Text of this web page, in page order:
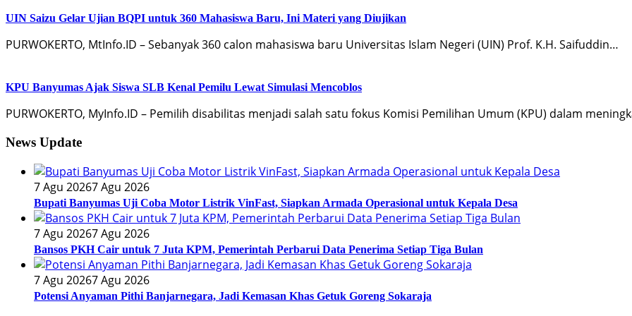
UIN Saizu Gelar Ujian BQPI untuk 360 Mahasiswa Baru, Ini Materi yang Diujikan
PURWOKERTO, MtInfo.ID – Sebanyak 360 calon mahasiswa baru Universitas Islam Negeri (UIN) Prof. K.H. Saifuddin…
KPU Banyumas Ajak Siswa SLB Kenal Pemilu Lewat Simulasi Mencoblos
PURWOKERTO, MyInfo.ID – Pemilih disabilitas menjadi salah satu fokus Komisi Pemilihan Umum (KPU) dalam
News Update
7 Agu 20267 Agu 2026
Bupati Banyumas Uji Coba Motor Listrik VinFast, Siapkan Armada Operasional untuk Kepala Desa
7 Agu 20267 Agu 2026
Bansos PKH Cair untuk 7 Juta KPM, Pemerintah Perbarui Data Penerima Setiap Tiga Bulan
7 Agu 20267 Agu 2026
Potensi Anyaman Pithi Banjarnegara, Jadi Kemasan Khas Getuk Goreng Sokaraja